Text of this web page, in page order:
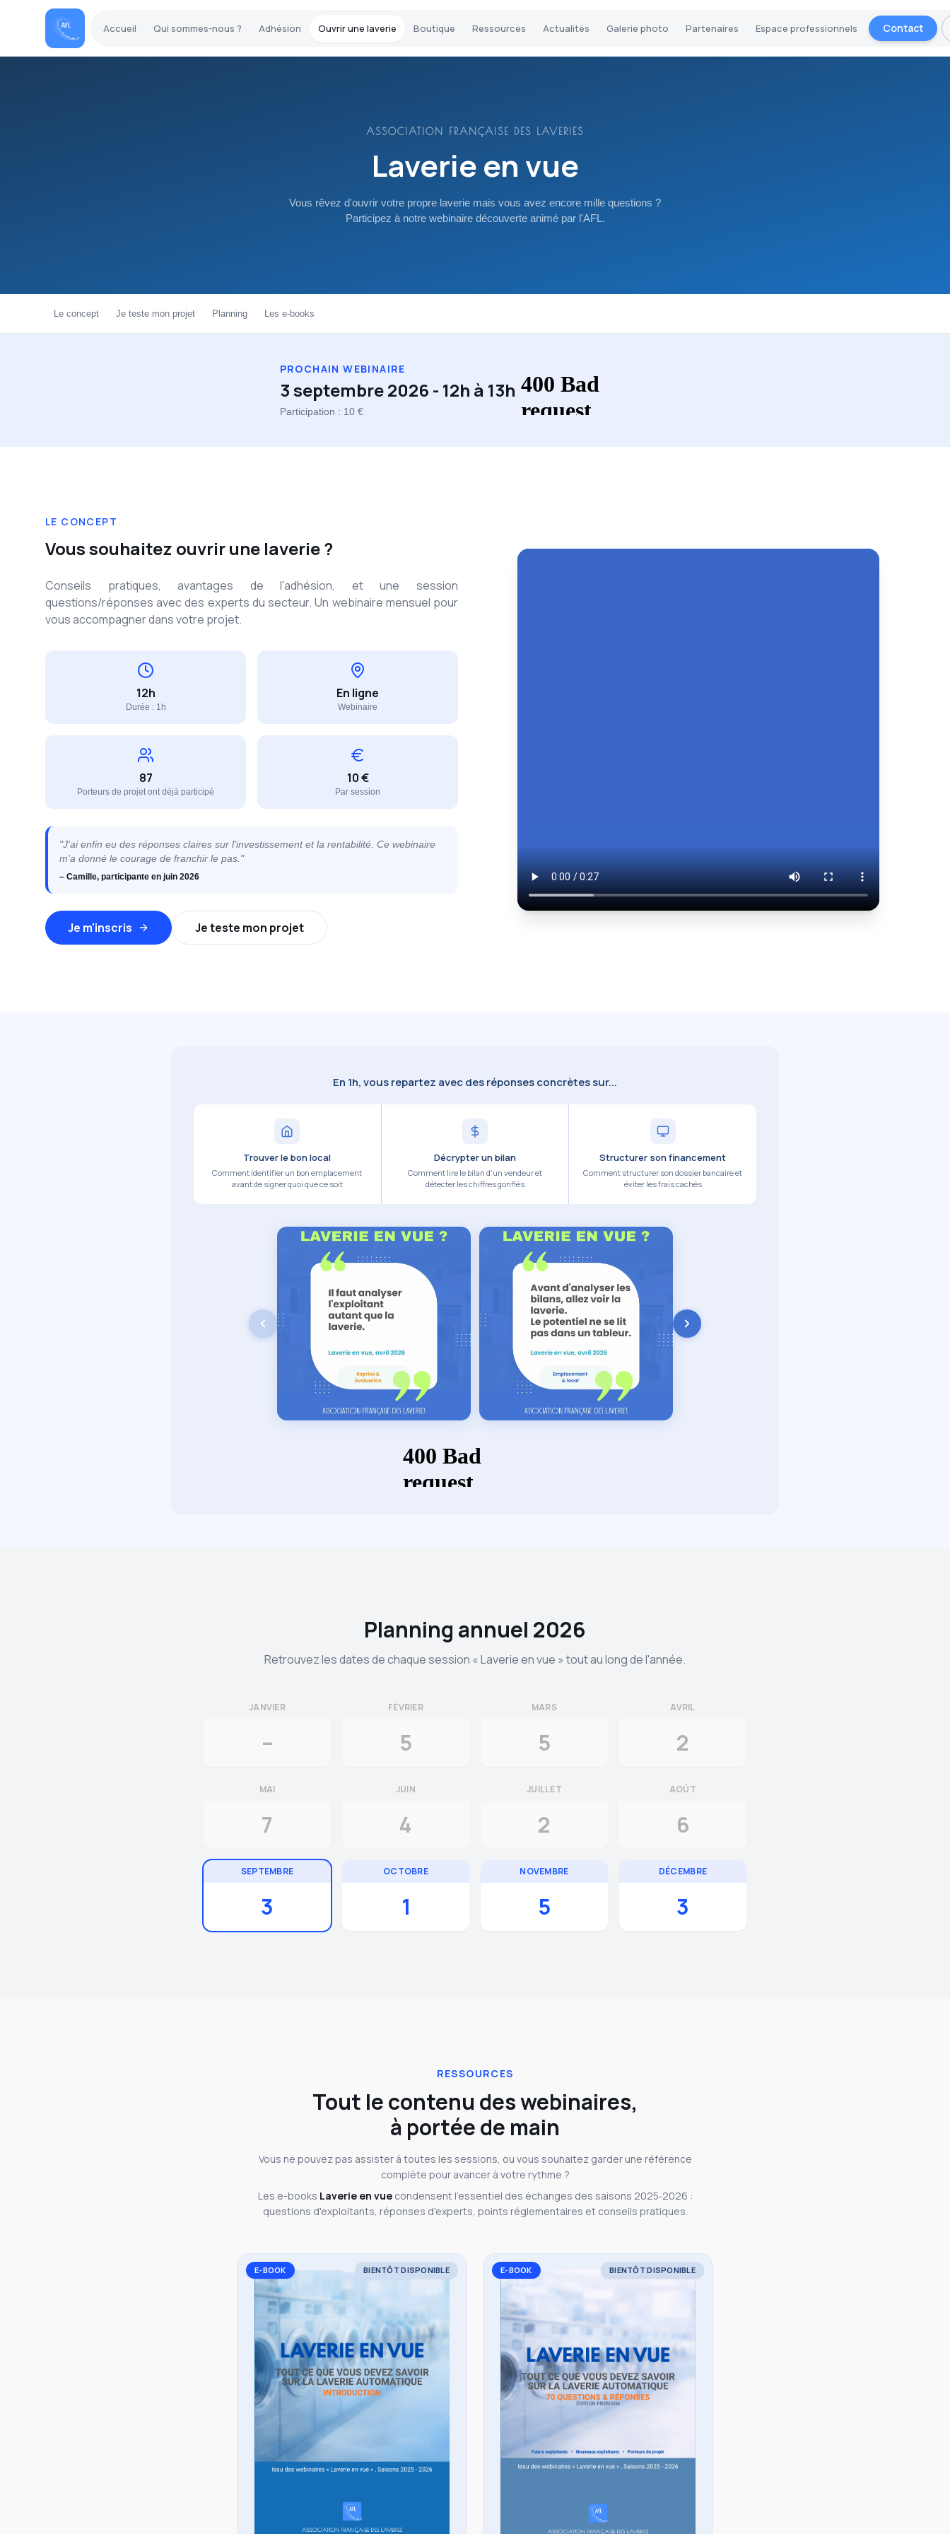
Accueil Qui sommes-nous ? Adhésion Ouvrir une laverie Boutique Ressources Actualités Galerie photo Partenaires Espace professionnels Contact
ASSOCIATION FRANÇAISE DES LAVERIES
Laverie en vue
Vous rêvez d'ouvrir votre propre laverie mais vous avez encore mille questions ?
Participez à notre webinaire découverte animé par l'AFL.
Le concept Je teste mon projet Planning Les e-books
PROCHAIN WEBINAIRE
3 septembre 2026 - 12h à 13h
Participation : 10 €
LE CONCEPT
Vous souhaitez ouvrir une laverie ?
Conseils pratiques, avantages de l'adhésion, et une session
questions/réponses avec des experts du secteur. Un webinaire mensuel pour
vous accompagner dans votre projet.
12h
Durée : 1h
En ligne
Webinaire
87
Porteurs de projet ont déjà participé
10 €
Par session
"J'ai enfin eu des réponses claires sur l'investissement et la rentabilité. Ce webinaire
m'a donné le courage de franchir le pas."
– Camille, participante en juin 2026
Je m'inscris Je teste mon projet
En 1h, vous repartez avec des réponses concrètes sur...
Trouver le bon local
Comment identifier un bon emplacement
avant de signer quoi que ce soit
Décrypter un bilan
Comment lire le bilan d'un vendeur et
détecter les chiffres gonflés
Structurer son financement
Comment structurer son dossier bancaire et
éviter les frais cachés
Planning annuel 2026
Retrouvez les dates de chaque session « Laverie en vue » tout au long de l'année.
JANVIER
–
FÉVRIER
5
MARS
5
AVRIL
2
MAI
7
JUIN
4
JUILLET
2
AOÛT
6
SEPTEMBRE
3
OCTOBRE
1
NOVEMBRE
5
DÉCEMBRE
3
RESSOURCES
Tout le contenu des webinaires,
à portée de main
Vous ne pouvez pas assister à toutes les sessions, ou vous souhaitez garder une référence
complète pour avancer à votre rythme ?
Les e-books Laverie en vuecondensent l'essentiel des échanges des saisons 2025‑2026 :
questions d'exploitants, réponses d'experts, points réglementaires et conseils pratiques.
E-BOOK BIENTÔT DISPONIBLE E-BOOK BIENTÔT DISPONIBLE